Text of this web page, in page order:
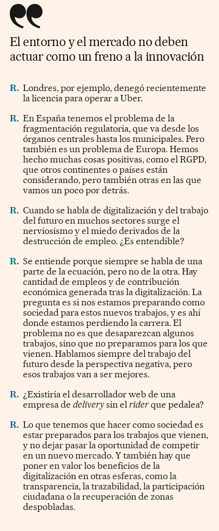
El entorno y el mercado no deben
actuar como un freno a la innovación
R. Londres, por ejemplo, denegó recientemente
la licencia para operar a Uber.
R. En España tenemos el problema de la
fragmentación regulatoria, que va desde los
órganos centrales hasta los municipales. Pero
también es un problema de Europa. Hemos
hecho muchas cosas positivas, como el RGPD,
que otros continentes o países están
considerando, pero también otras en las que
vamos un poco por detrás.
R. Cuando se habla de digitalización y del trabajo
del futuro en muchos sectores surge el
nerviosismo y el miedo derivados de la
destrucción de empleo. ¿Es entendible?
R. Se entiende porque siempre se habla de una
parte de la ecuación, pero no de la otra. Hay
cantidad de empleos y de contribución
económica generada tras la digitalización. La
pregunta es si nos estamos preparando como
sociedad para estos nuevos trabajos, y es ahí
donde estamos perdiendo la carrera. El
problema no es que desaparezcan algunos
trabajos, sino que no preparamos para los que
vienen. Hablamos siempre del trabajo del
futuro desde la perspectiva negativa, pero
esos trabajos van a ser mejores.
R. ¿Existiría el desarrollador web de una
empresa de deliverysin elriderque pedalea?
R. Lo que tenemos que hacer como sociedad es
estar preparados para los trabajos que vienen,
y no dejar pasar la oportunidad de competir
en un nuevo mercado. Y también hay que
poner en valor los beneficios de la
digitalización en otras esferas, como la
transparencia, la trazabilidad, la participación
ciudadana o la recuperación de zonas
despobladas.